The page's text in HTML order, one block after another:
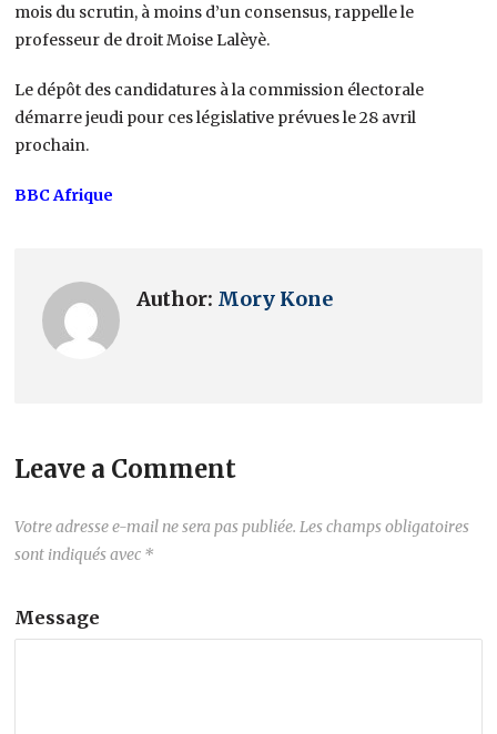
mois du scrutin, à moins d’un consensus, rappelle le
professeur de droit Moise Lalèyè.
Le dépôt des candidatures à la commission électorale
démarre jeudi pour ces législative prévues le 28 avril
prochain.
BBC Afrique
Author: Mory Kone
Leave a Comment
Votre adresse e-mail ne sera pas publiée. Les champs obligatoires
sont indiqués avec *
Message